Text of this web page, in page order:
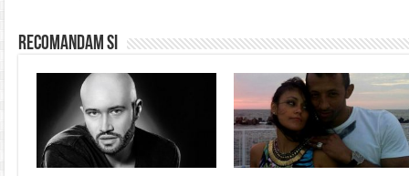
Recomandam si